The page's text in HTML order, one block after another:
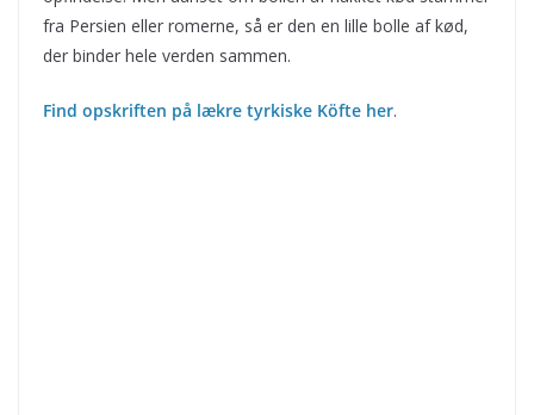
fra Persien eller romerne, så er den en lille bolle af kød,
der binder hele verden sammen.
Find opskriften på lækre tyrkiske Köfte her.